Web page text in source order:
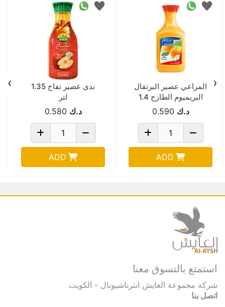
المراعي عصير البرتقال
البريميوم الطازج 1.4
لتر د.ك 0.590
ADD
ندى عصير تفاح 1.35
لتر
د.ك 0.580
ADD
‹
›
استمتع بالتسوق معنا
شركة مجموعة العايش انترناشيونال - الكويت
اتصل بنا